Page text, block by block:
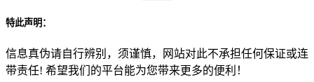
特此声明：
信息真伪请自行辨别，须谨慎，网站对此不承担任何保证或连
带责任! 希望我们的平台能为您带来更多的便利！